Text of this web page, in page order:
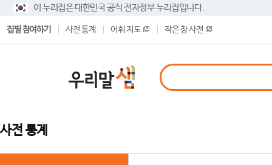
이 누리집은 대한민국 공식 전자정부 누리집입니다.
집필 참여하기 사전 통계 어휘 지도 작은 창 사전
사전 통계